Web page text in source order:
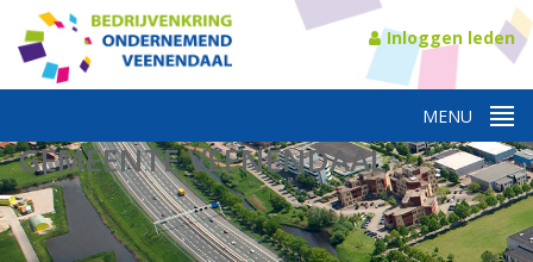
Inloggen leden
GEMEENTE VEENENDAAL